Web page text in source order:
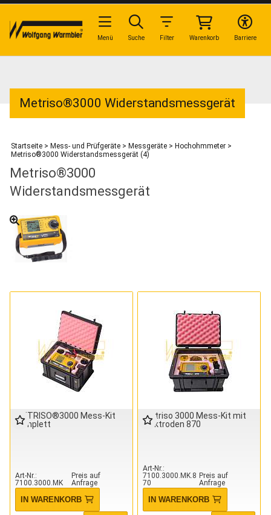
Metriso®3000 Widerstandsmessgerät
Startseite > Mess- und Prüfgeräte > Messgeräte > Hochohmmeter >
Metriso®3000 Widerstandsmessgerät (4)
Metriso®3000
Widerstandsmessgerät
METRISO®3000 Mess-Kit
komplett
Art-Nr.
7100.3000.MK
Preis auf
Anfrage
IN WARENKORB
Metriso 3000 Mess-Kit mit
Elektroden 870
Art-Nr.
7100.3000.MK.8
70
Preis auf
Anfrage
IN WARENKORB
Barriere
Warenkorb
Filter
Suche
Menü